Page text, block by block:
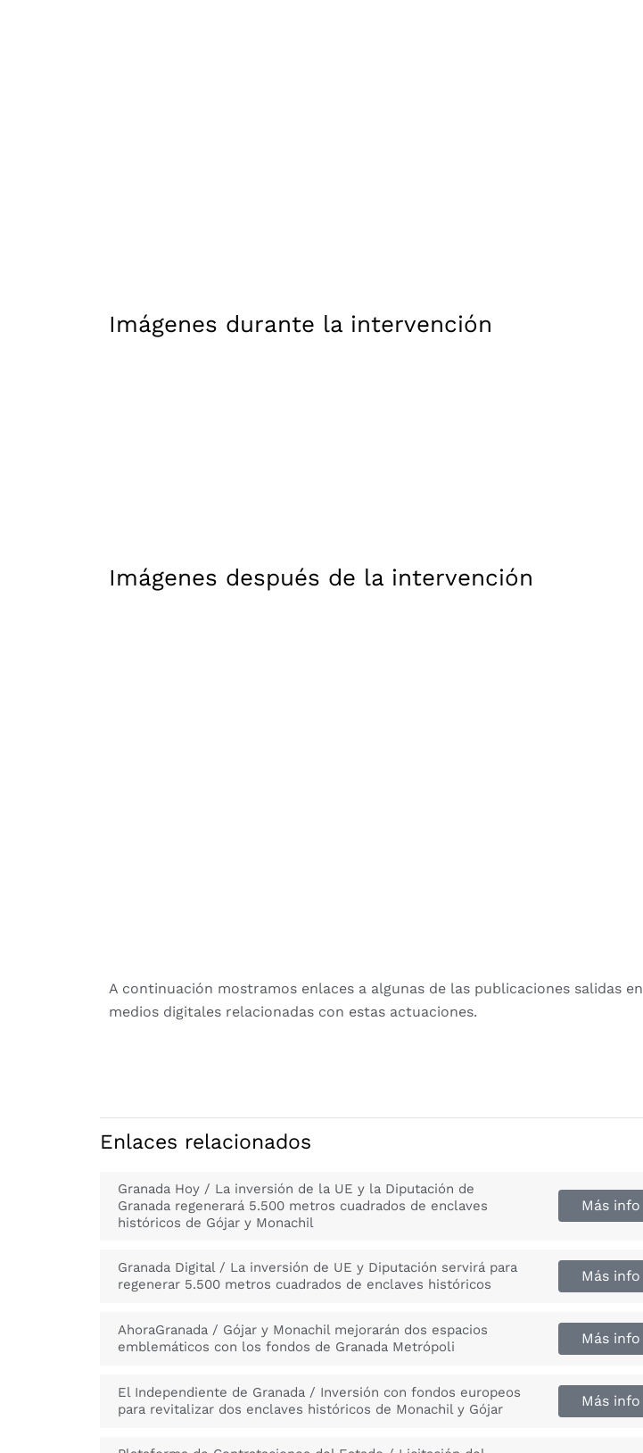
Imágenes durante la intervención
Imágenes después de la intervención
A continuación mostramos enlaces a algunas de las publicaciones salidas en
medios digitales relacionadas con estas actuaciones.
Enlaces relacionados
Granada Hoy / La inversión de la UE y la Diputación de
Granada regenerará 5.500 metros cuadrados de enclaves
históricos de Gójar y Monachil
Más info
Granada Digital / La inversión de UE y Diputación servirá para
regenerar 5.500 metros cuadrados de enclaves históricos
Más info
AhoraGranada / Gójar y Monachil mejorarán dos espacios
emblemáticos con los fondos de Granada Metrópoli
Más info
El Independiente de Granada / Inversión con fondos europeos
para revitalizar dos enclaves históricos de Monachil y Gójar
Más info